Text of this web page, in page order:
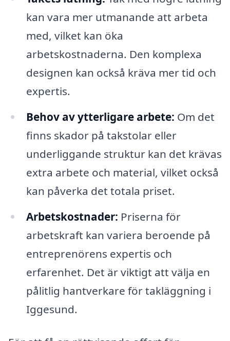
kan vara mer utmanande att arbeta
med, vilket kan öka
arbetskostnaderna. Den komplexa
designen kan också kräva mer tid och
expertis.
Behov av ytterligare arbete: Om det
finns skador på takstolar eller
underliggande struktur kan det krävas
extra arbete och material, vilket också
kan påverka det totala priset.
Arbetskostnader: Priserna för
arbetskraft kan variera beroende på
entreprenörens expertis och
erfarenhet. Det är viktigt att välja en
pålitlig hantverkare för takläggning i
Iggesund.